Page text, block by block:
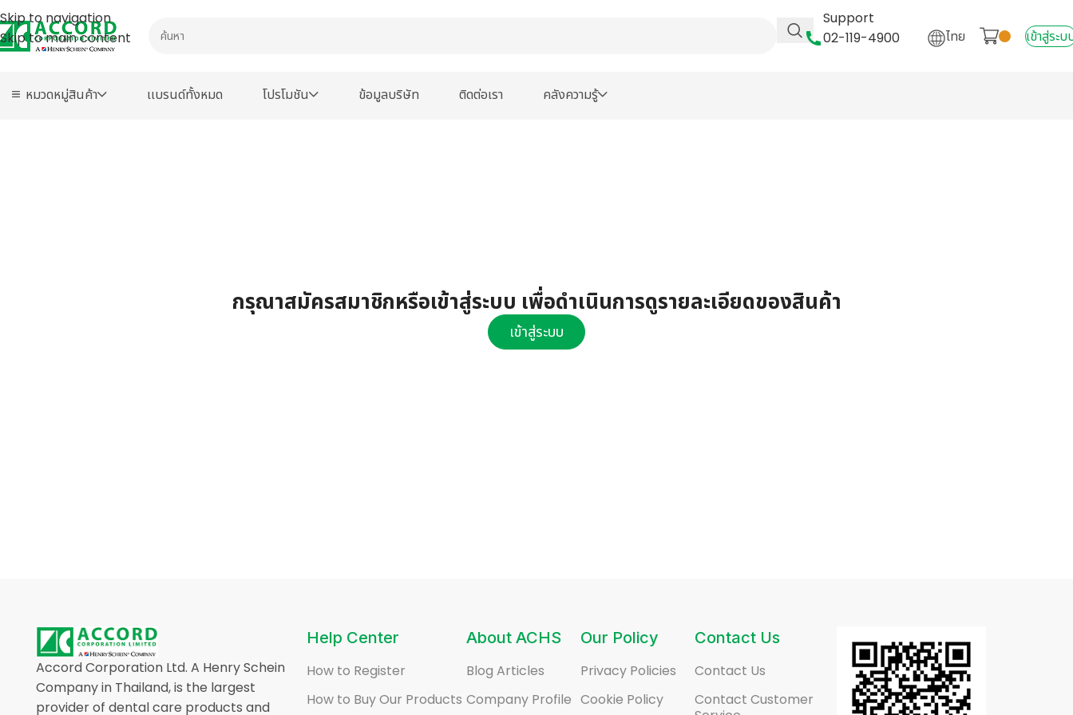
Skip to navigation
Skip to main content
Support
02-119-4900
ไทย เข้าสู่ระบ
หมวดหมู่สินค้า เเบรนด์ทั้งหมด โปรโมชัน ข้อมูลบริษัท ติดต่อเรา คลังความรู้
กรุณาสมัครสมาชิกหรือเข้าสู่ระบบ เพื่อดำเนินการดูรายละเอียดของสินค้า
เข้าสู่ระบบ
Accord Corporation Ltd. A Henry Schein
Company in Thailand, is the largest
provider of dental care products and
Help Center
How to Register
How to Buy Our Products
About ACHS
Blog Articles
Company Profile
Our Policy
Privacy Policies
Cookie Policy
Contact Us
Contact Us
Contact Customer